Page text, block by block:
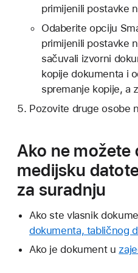
primijenili postavke
Odaberite opciju
primijenili postavke
sačuvali izvorni
kopije dokumenta i
spremanje kopije, a
Pozovite druge osobe
Ako ne možete
medijsku
za suradnju
Ako ste vlasnik
dokumenta, tabličnog
Ako je dokument u